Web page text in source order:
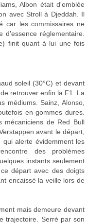
Albon était d'emblée
avec Stroll à Djeddah. Il
car les commissaires ne
réglementaire.
finit quant à lui une fois
soleil (30°C) et devant
retrouver enfin la F1. La
médiums. Sainz, Alonso,
en gommes dures.
mécaniciens de Red Bull
avant le départ,
alerte évidemment les
des problèmes
instants seulement
départ avec des doigts
encaissé la veille lors de
mais demeure devant
trajectoire. Serré par son